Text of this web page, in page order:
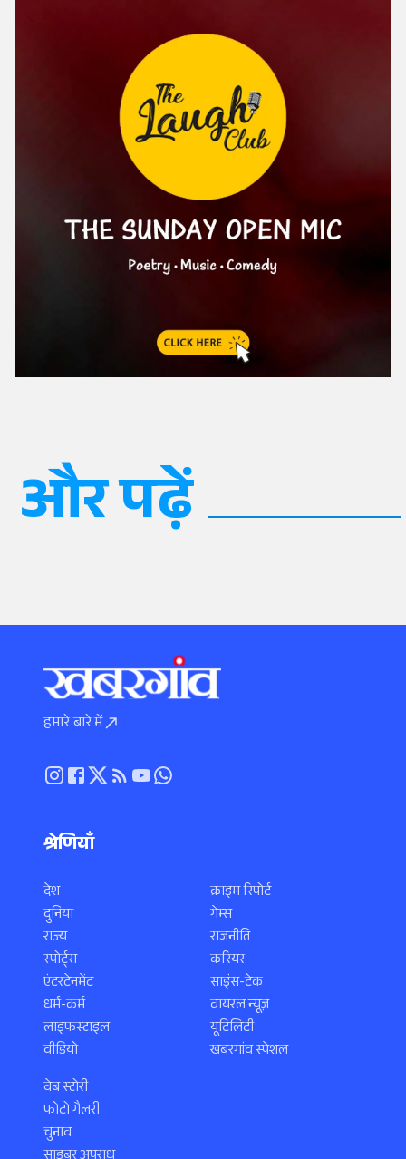
और पढ़ें
हमारे बारे में
श्रेणियाँ
देश
दुनिया
राज्य
स्पोर्ट्स
एंटरटेनमेंट
धर्म-कर्म
लाइफस्टाइल
वीडियो
क्राइम रिपोर्ट
गेम्स
राजनीति
करियर
साइंस-टेक
वायरल न्यूज़
यूटिलिटी
खबरगांव स्पेशल
वेब स्टोरी
फोटो गैलरी
चुनाव